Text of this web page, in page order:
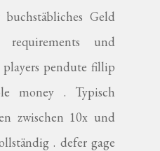
Geld
und
pendute fillip
money . Typisch
zwischen 10x und
. defer gage